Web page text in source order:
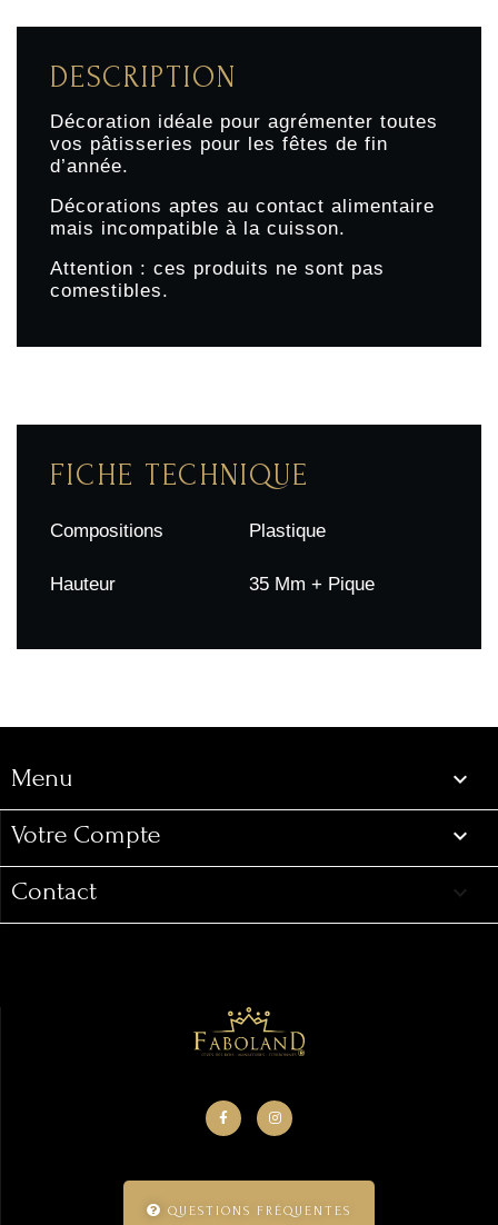
DESCRIPTION
Décoration idéale pour agrémenter toutes
vos pâtisseries pour les fêtes de fin
d’année.
Décorations aptes au contact alimentaire
mais incompatible à la cuisson.
Attention : ces produits ne sont pas
comestibles.
FICHE TECHNIQUE
Compositions Plastique
Hauteur 35 Mm + Pique
Menu 
Votre Compte 
Contact keyboard_arrow_down
QUESTIONS FRÉQUENTES